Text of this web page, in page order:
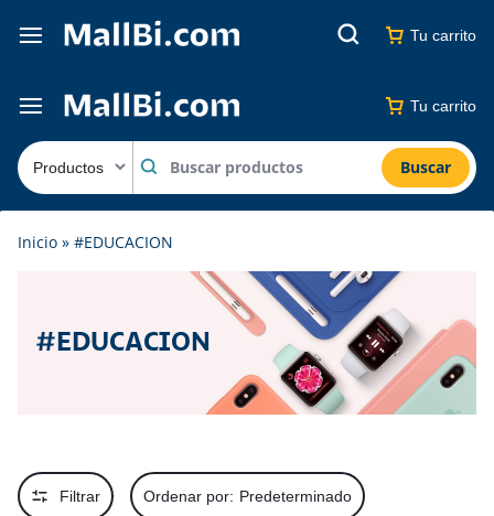
Tu carrito
Buscar
Tu carrito
Inicio » #EDUCACION
#EDUCACION
Filtrar Ordenar por: Predeterminado